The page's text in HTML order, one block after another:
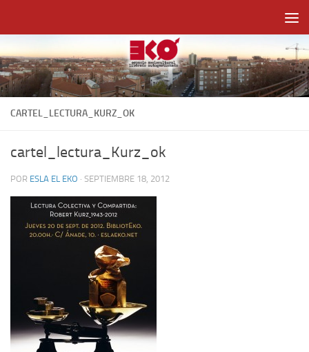
CARTEL_LECTURA_KURZ_OK
cartel_lectura_Kurz_ok
POR ESLA EL EKO · SEPTIEMBRE 18, 2012